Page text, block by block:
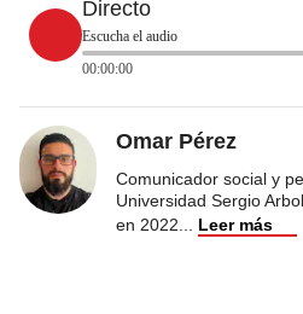
Directo
Escucha el audio
00:00:00
Omar Pérez
Comunicador social y
Universidad Sergio
en 2022
Leer más